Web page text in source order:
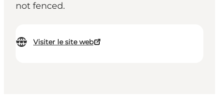
not fenced.
Visiter le site web